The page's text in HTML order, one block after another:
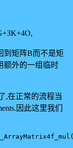
到矩阵B而不是矩
额外的一组临时
,在正常的流程当
因此这里我们